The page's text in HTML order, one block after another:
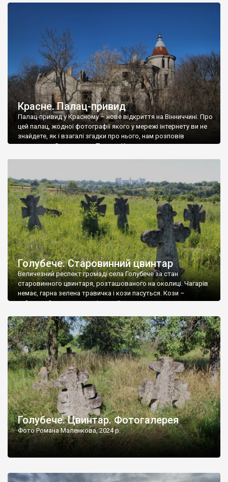
Красне. Палац-привид
Палац-привид у Красному – нове відкриття на Вінниччині. Про
цей палац, жодної фотографії якого у мережі інтернету ви не
знайдете, як і взагалі згадки про нього, нам розповів
мешканець Самгородка. Палац у Красному вразив не лише
Голубече. Старовинний цвинтар
Величезний респект громаді села Голубече за стан
старовинного цвинтаря, розташованого на околиці. Чагарів
немає, гарна зелена травичка і кози пасуться. Кози –
найкращий регулятор шкідливої, для старих кладовищ,
бруньками, кози ті бруньки обгризають, бо то улюблений
делікатес. На цвинтарі у Голубечому ціла колекція
різноманітних форм хрестів. Село відносно невелике, […]
Голубече. Цвинтар. Фотогалерея
Фото Романа Маленкова, 2024 р.